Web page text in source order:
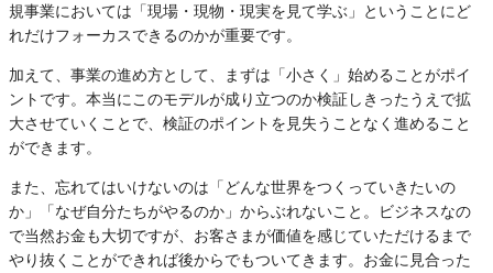
規事業においては「現場・現物・現実を見て学ぶ」ということにど
れだけフォーカスできるのかが重要です。
加えて、事業の進め方として、まずは「小さく」始めることがポイ
ントです。本当にこのモデルが成り立つのか検証しきったうえで拡
大させていくことで、検証のポイントを見失うことなく進めること
ができます。
また、忘れてはいけないのは「どんな世界をつくっていきたいの
か」「なぜ自分たちがやるのか」からぶれないこと。ビジネスなの
で当然お金も大切ですが、お客さまが価値を感じていただけるまで
やり抜くことができれば後からでもついてきます。お金に見合った